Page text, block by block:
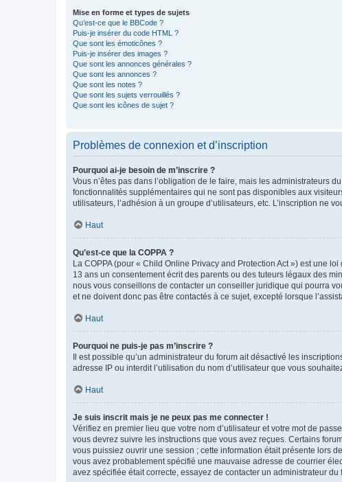
Mise en forme et types de sujets
Qu’est-ce que le BBCode ?
Puis-je insérer du code HTML ?
Que sont les émoticônes ?
Puis-je insérer des images ?
Que sont les annonces générales ?
Que sont les annonces ?
Que sont les notes ?
Que sont les sujets verrouillés ?
Que sont les icônes de sujet ?
Problèmes de connexion et d’inscription
Pourquoi ai-je besoin de m’inscrire ?
Vous n’êtes pas dans l’obligation de le faire, mais les administrateurs
fonctionnalités supplémentaires qui ne sont pas disponibles aux
utilisateurs, l’adhésion à un groupe d’utilisateurs, etc. L’inscription ne
Haut
Qu’est-ce que la COPPA ?
La COPPA (pour « Child Online Privacy and Protection Act ») est une
13 ans un consentement écrit des parents ou des tuteurs légaux des
nous vous conseillons de contacter un conseiller juridique qui pourra
et ne doivent donc pas être contactés à ce sujet, excepté lorsque
Haut
Pourquoi ne puis-je pas m’inscrire ?
Il est possible qu’un administrateur du forum ait désactivé les
adresse IP ou interdit l’utilisation du nom d’utilisateur que vous
Haut
Je suis inscrit mais je ne peux pas me connecter !
Vérifiez en premier lieu que votre nom d’utilisateur et votre mot de
vous devrez suivre les instructions que vous avez reçues. Certains
vous puissiez ouvrir une session ; cette information était présente lors
vous avez probablement spécifié une mauvaise adresse de courrier
avez spécifiée était correcte, essayez de contacter un administrateur du